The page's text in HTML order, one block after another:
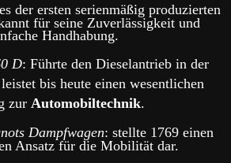
der ersten serienmäßig produzierten
für seine Zuverlässigkeit und
Handhabung.
D: Führte den Dieselantrieb in der
bis heute einen wesentlichen
zur Automobiltechnik.
Dampfwagen: stellte 1769 einen
Ansatz für die Mobilität dar.